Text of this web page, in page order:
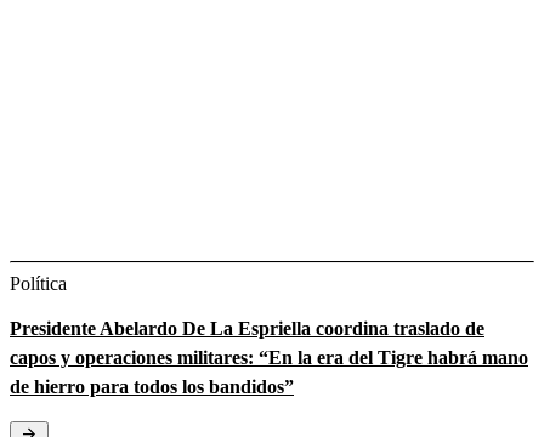
Política
Presidente Abelardo De La Espriella coordina traslado de
capos y operaciones militares: “En la era del Tigre habrá mano
de hierro para todos los bandidos”